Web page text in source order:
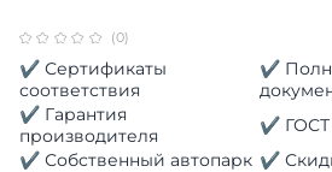
(0)
✔ Сертификаты
соответствия
✔
✔ Гарантия
производителя
✔ ГОСТ
✔ Собственный автопарк ✔